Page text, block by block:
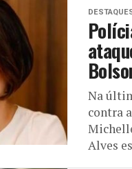
Na
contra
Alves